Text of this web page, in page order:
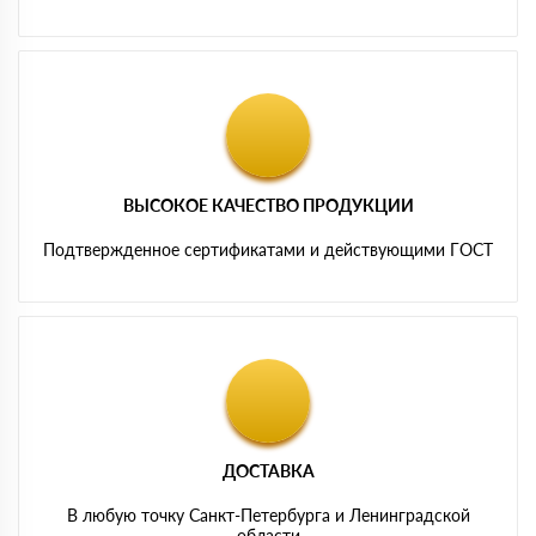
ВЫСОКОЕ КАЧЕСТВО ПРОДУКЦИИ
Подтвержденное сертификатами и действующими ГОСТ
ДОСТАВКА
В любую точку Санкт-Петербурга и Ленинградской